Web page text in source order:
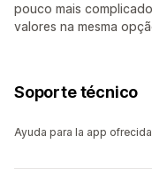
pouco mais
valores na mesma
Soporte técnico
Ayuda para la app